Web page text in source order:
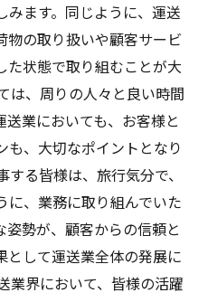
ます。同じように、運送
物の取り扱いや顧客サービ
た状態で取り組むことが大
は、周りの人々と良い時間
業においても、お客様と
も、大切なポイントとなり
る皆様は、旅行気分で、
に、業務に取り組んでいた
勢が、顧客からの信頼と
として運送業全体の発展に
業界において、皆様の活躍